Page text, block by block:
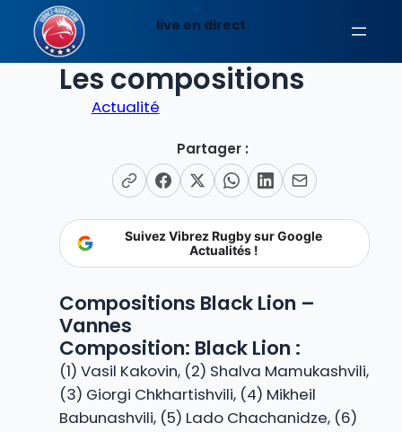
contenuBlack Lion – Vannes:
Les compositions
Actualité
Partager :
Suivez Vibrez Rugby sur Google
Actualités !
Compositions Black Lion –
Vannes
Composition: Black Lion :
(1) Vasil Kakovin, (2) Shalva Mamukashvili,
(3) Giorgi Chkhartishvili, (4) Mikheil
Babunashvili, (5) Lado Chachanidze, (6)
live en direct